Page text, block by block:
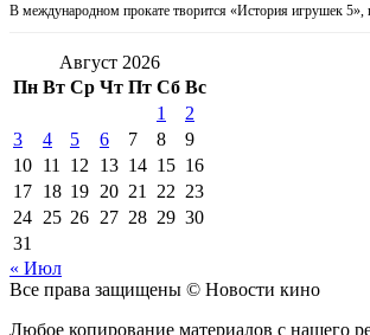
В международном прокате творится «История игрушек 5»,
Август 2026
Пн Вт Ср Чт Пт Сб Вс
1
2
3
4 5 6 7 8
9
10 11 12 13 14 15 16
17 18 19 20 21 22 23
24 25 26 27 28 29 30
31
« Июл
Все права защищены © Новости кино
Любое копирование материалов с нашего